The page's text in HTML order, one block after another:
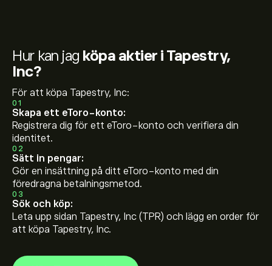
Hur kan jag köpa aktier i Tapestry,
Inc?
För att köpa Tapestry, Inc:
01
Skapa ett eToro-konto:
Registrera dig för ett eToro-konto och verifiera din
identitet.
02
Sätt in pengar:
Gör en insättning på ditt eToro-konto med din
föredragna betalningsmetod.
03
Sök och köp:
Leta upp sidan Tapestry, Inc (TPR) och lägg en order för
att köpa Tapestry, Inc.